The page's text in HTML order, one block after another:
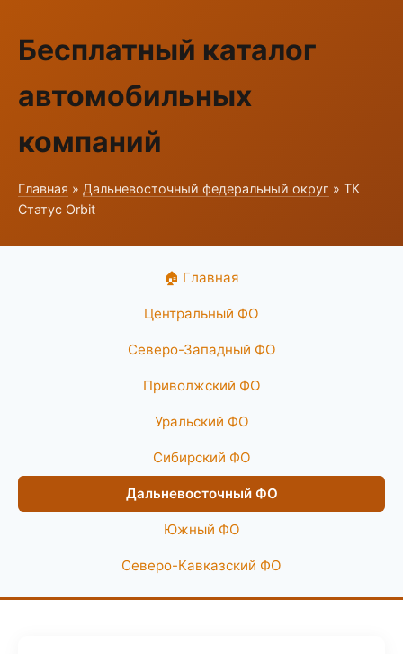
Бесплатный каталог
автомобильных
компаний
Главная » Дальневосточный федеральный округ » ТК
Статус Orbit
🏠 Главная
Центральный ФО
Северо-Западный ФО
Приволжский ФО
Уральский ФО
Сибирский ФО
Дальневосточный ФО
Южный ФО
Северо-Кавказский ФО